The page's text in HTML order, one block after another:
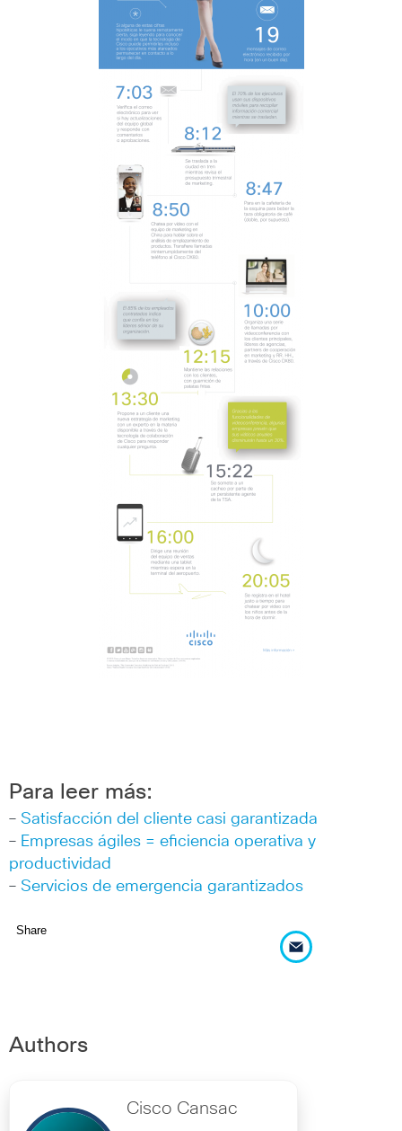
Para leer más:
– Satisfacción del cliente casi garantizada
– Empresas ágiles = eficiencia operativa y
productividad
– Servicios de emergencia garantizados
Share
Authors
Cisco Cansac